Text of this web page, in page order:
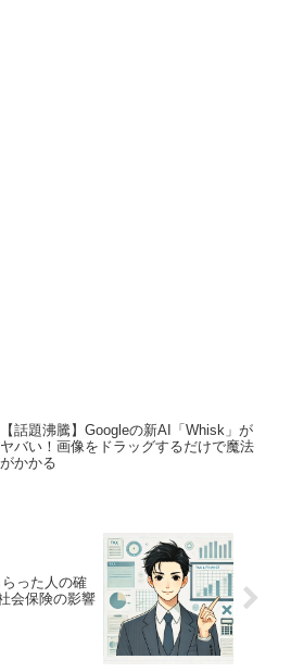
【話題沸騰】Googleの新AI「Whisk」が
ヤバい！画像をドラッグするだけで魔法
がかかる
らった人の確
会保険の影響